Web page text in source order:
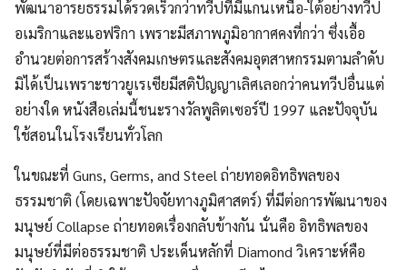
พัฒนาอารยธรรมได้รวดเร็วกว่าทวีปที่มีแกนเหนือ-ใต้อย่างทวีป
อเมริกาและแอฟริกา เพราะมีสภาพภูมิอากาศคงที่กว่า ซึ่งเอื้อ
อำนวยต่อการสร้างสังคมเกษตรและสังคมอุตสาหกรรมตามลำดับ
มิได้เป็นเพราะชาวยูเรเซียมีสติปัญญาเลิศเลอกว่าคนทวีปอื่นแต่
อย่างใด หนังสือเล่มนี้ชนะรางวัลพูลิตเซอร์ปี 1997 และปัจจุบัน
ใช้สอนในโรงเรียนทั่วโลก
ในขณะที่ Guns, Germs, and Steel ถ่ายทอดอิทธิพลของ
ธรรมชาติ (โดยเฉพาะปัจจัยทางภูมิศาสตร์) ที่มีต่อการพัฒนาของ
มนุษย์ Collapse ถ่ายทอดเรื่องกลับข้างกัน นั่นคือ อิทธิพลของ
มนุษย์ที่มีต่อธรรมชาติ ประเด็นหลักที่ Diamond วิเคราะห์คือ